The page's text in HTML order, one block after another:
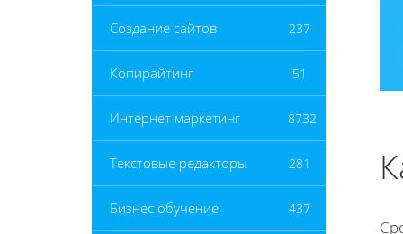
Создание сайтов 237
Копирайтинг 51
Интернет маркетинг 8732
Текстовые редакторы 281
Бизнес обучение 437